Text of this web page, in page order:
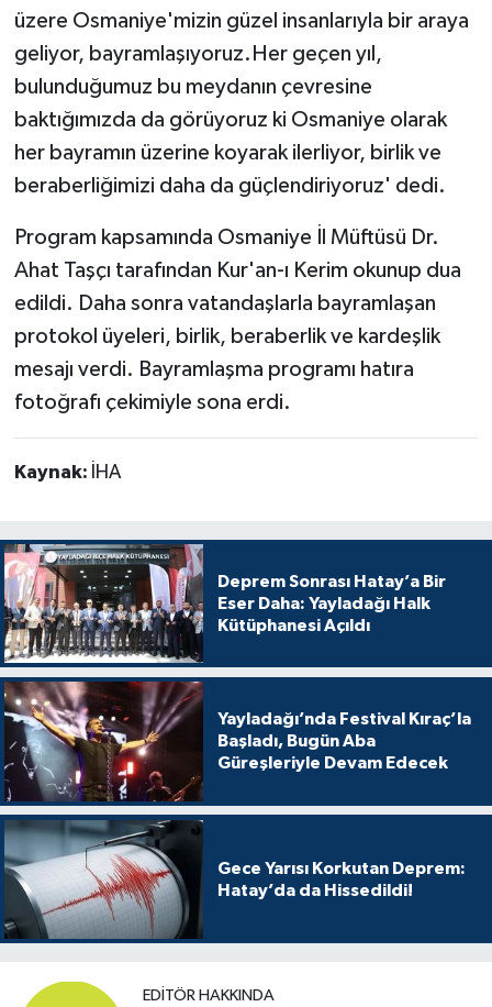
üzere Osmaniye'mizin güzel insanlarıyla bir araya
geliyor, bayramlaşıyoruz.Her geçen yıl,
bulunduğumuz bu meydanın çevresine
baktığımızda da görüyoruz ki Osmaniye olarak
her bayramın üzerine koyarak ilerliyor, birlik ve
beraberliğimizi daha da güçlendiriyoruz' dedi.
Program kapsamında Osmaniye İl Müftüsü Dr.
Ahat Taşçı tarafından Kur'an-ı Kerim okunup dua
edildi. Daha sonra vatandaşlarla bayramlaşan
protokol üyeleri, birlik, beraberlik ve kardeşlik
mesajı verdi. Bayramlaşma programı hatıra
fotoğrafı çekimiyle sona erdi.
Kaynak: İHA
Deprem Sonrası Hatay’a Bir
Eser Daha: Yayladağı Halk
Kütüphanesi Açıldı
Yayladağı’nda Festival Kıraç’la
Başladı, Bugün Aba
Güreşleriyle Devam Edecek
Gece Yarısı Korkutan Deprem:
Hatay’da da Hissedildi!
EDITÖR HAKKINDA